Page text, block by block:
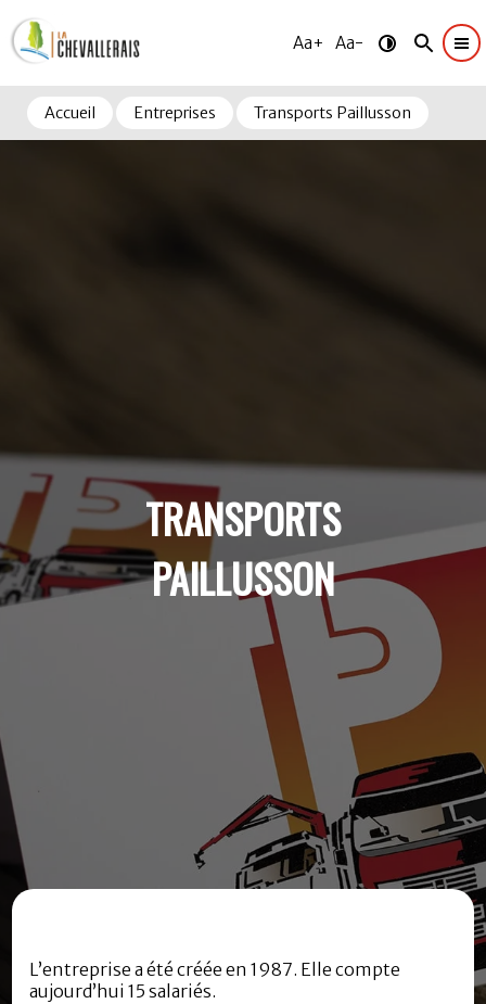
Aa+ Aa-
Accueil Entreprises Transports Paillusson
TRANSPORTS
PAILLUSSON
L’entreprise a été créée en 1987. Elle compte
aujourd’hui 15 salariés.